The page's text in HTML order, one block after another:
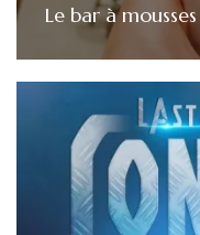
Le bar à